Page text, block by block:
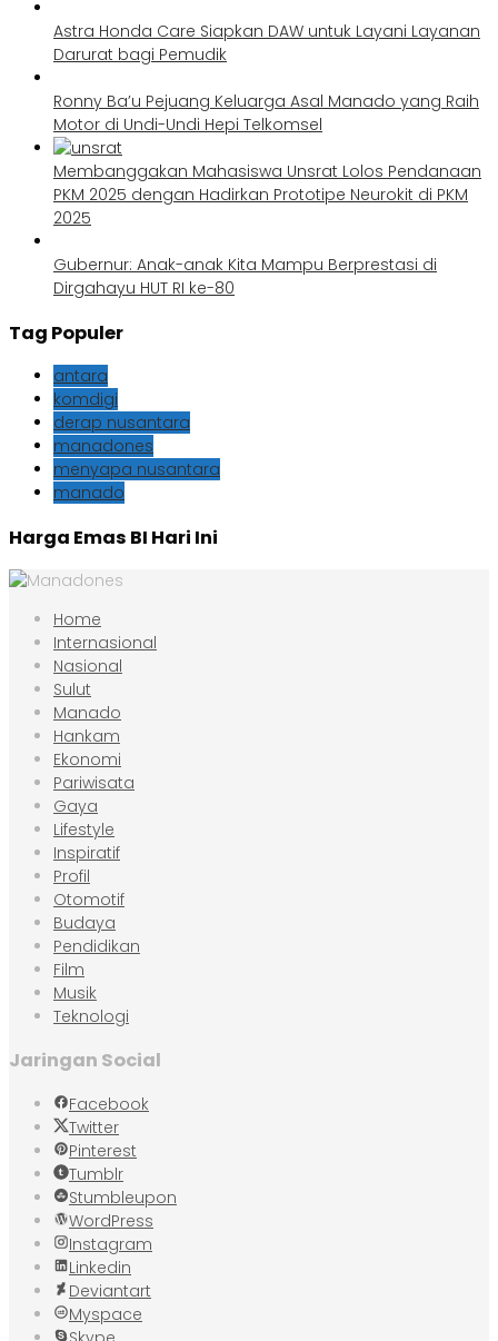
Astra Honda Care Siapkan DAW untuk Layani Layanan
Darurat bagi Pemudik
Ronny Ba’u Pejuang Keluarga Asal Manado yang Raih
Motor di Undi-Undi Hepi Telkomsel
Membanggakan Mahasiswa Unsrat Lolos Pendanaan
PKM 2025 dengan Hadirkan Prototipe Neurokit di PKM
2025
Gubernur: Anak-anak Kita Mampu Berprestasi di
Dirgahayu HUT RI ke-80
Tag Populer
antara
komdigi
derap nusantara
manadones
menyapa nusantara
manado
Harga Emas BI Hari Ini
Home
Internasional
Nasional
Sulut
Manado
Hankam
Ekonomi
Pariwisata
Gaya
Lifestyle
Inspiratif
Profil
Otomotif
Budaya
Pendidikan
Film
Musik
Teknologi
Jaringan Social
Facebook
Twitter
Pinterest
Tumblr
Stumbleupon
WordPress
Instagram
Linkedin
Deviantart
Myspace